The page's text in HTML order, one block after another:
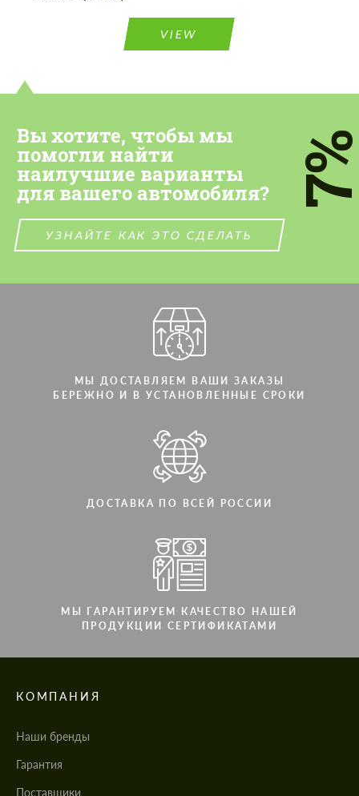
VIEW
Вы хотите, чтобы мы
помогли найти
наилучшие варианты
для вашего автомобиля?
УЗНАЙТЕ КАК ЭТО СДЕЛАТЬ
МЫ ДОСТАВЛЯЕМ ВАШИ ЗАКАЗЫ
БЕРЕЖНО И В УСТАНОВЛЕННЫЕ СРОКИ
ДОСТАВКА ПО ВСЕЙ РОССИИ
МЫ ГАРАНТИРУЕМ КАЧЕСТВО НАШЕЙ
ПРОДУКЦИИ СЕРТИФИКАТАМИ
КОМПАНИЯ
Наши бренды
Гарантия
Поставщики